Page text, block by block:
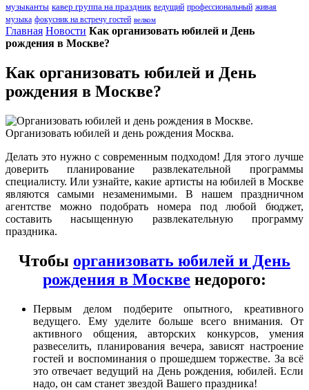
музыканты кавер группа на праздник ведущий профессиональный живая
музыка фокусник на встречу гостей велком
Главная Новости Как организовать юбилей и День
рождения в Москве?
Как организовать юбилей и День
рождения в Москве?
Делать это нужно с современным подходом! Для этого лучше
доверить планирование развлекательной программы
специалисту. Или узнайте, какие артисты на юбилей в Москве
являются самыми незаменимыми. В нашем праздничном
агентстве можно подобрать номера под любой бюджет,
составить насыщенную развлекательную программу
праздника.
Чтобы организовать юбилей и День
рождения в Москве недорого:
Первым делом подберите опытного, креативного
ведущего. Ему уделите больше всего внимания. От
активного общения, авторских конкурсов, умения
развеселить, планирования вечера, зависят настроение
гостей и воспоминания о прошедшем торжестве. За всё
это отвечает ведущий на День рождения, юбилей. Если
надо, он сам станет звездой Вашего праздника!